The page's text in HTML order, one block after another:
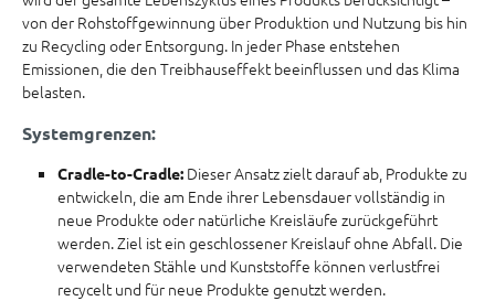
von der Rohstoffgewinnung über Produktion und Nutzung bis hin
zu Recycling oder Entsorgung. In jeder Phase entstehen
Emissionen, die den Treibhauseffekt beeinflussen und das Klima
belasten.
Systemgrenzen:
Cradle-to-Cradle: Dieser Ansatz zielt darauf ab, Produkte zu
entwickeln, die am Ende ihrer Lebensdauer vollständig in
neue Produkte oder natürliche Kreisläufe zurückgeführt
werden. Ziel ist ein geschlossener Kreislauf ohne Abfall. Die
verwendeten Stähle und Kunststoffe können verlustfrei
recycelt und für neue Produkte genutzt werden.